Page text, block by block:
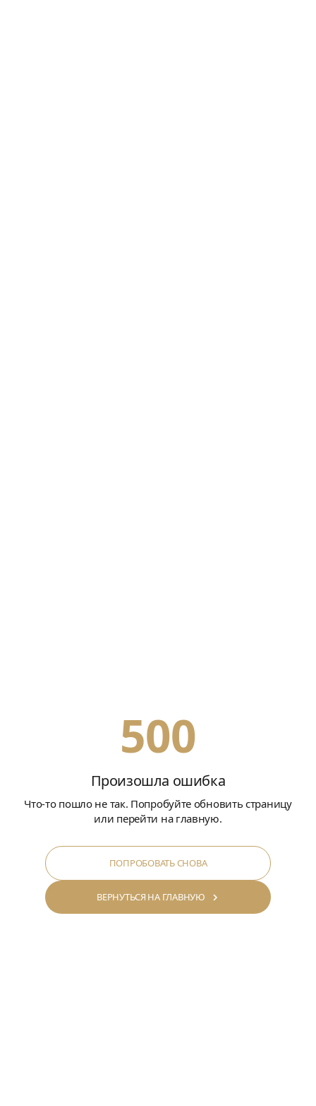
500
Произошла ошибка
Что-то пошло не так. Попробуйте обновить страницу
или перейти на главную.
ПОПРОБОВАТЬ СНОВА
ВЕРНУТЬСЯ НА ГЛАВНУЮ